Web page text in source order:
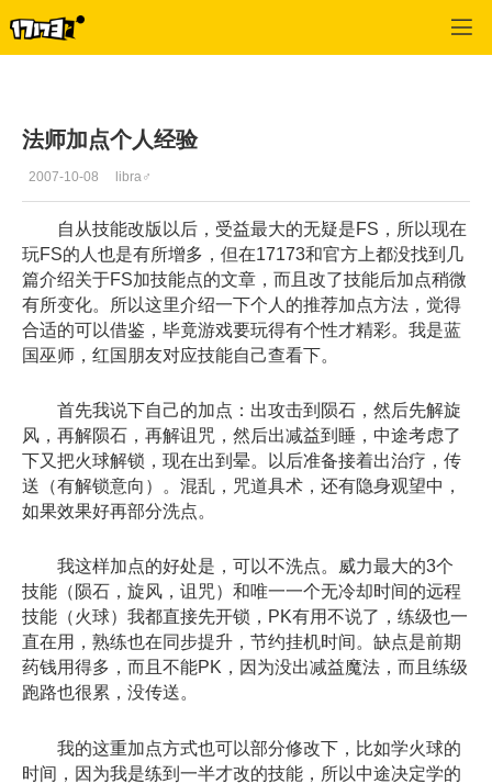
法师加点个人经验
2007-10-08 libra♂
自从技能改版以后，受益最大的无疑是FS，所以现在
玩FS的人也是有所增多，但在17173和官方上都没找到几
篇介绍关于FS加技能点的文章，而且改了技能后加点稍微
有所变化。所以这里介绍一下个人的推荐加点方法，觉得
合适的可以借鉴，毕竟游戏要玩得有个性才精彩。我是蓝
国巫师，红国朋友对应技能自己查看下。
首先我说下自己的加点：出攻击到陨石，然后先解旋
风，再解陨石，再解诅咒，然后出减益到睡，中途考虑了
下又把火球解锁，现在出到晕。以后准备接着出治疗，传
送（有解锁意向）。混乱，咒道具术，还有隐身观望中，
如果效果好再部分洗点。
我这样加点的好处是，可以不洗点。威力最大的3个
技能（陨石，旋风，诅咒）和唯一一个无冷却时间的远程
技能（火球）我都直接先开锁，PK有用不说了，练级也一
直在用，熟练也在同步提升，节约挂机时间。缺点是前期
药钱用得多，而且不能PK，因为没出减益魔法，而且练级
跑路也很累，没传送。
我的这重加点方式也可以部分修改下，比如学火球的
时间，因为我是练到一半才改的技能，所以中途决定学的